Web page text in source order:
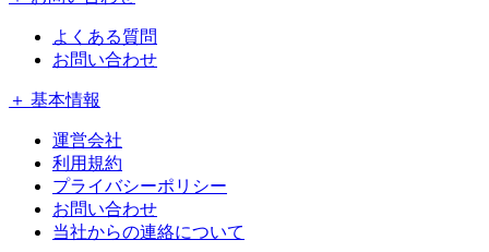
よくある質問
お問い合わせ
＋ 基本情報
運営会社
利用規約
プライバシーポリシー
お問い合わせ
当社からの連絡について